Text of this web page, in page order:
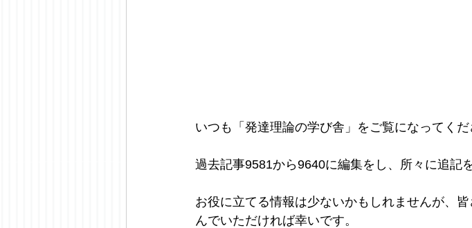
いつも「発達理論の学び舎」をご覧になってく
過去記事9581から9640に編集をし、所々に追記
お役に立てる情報は少ないかもしれませんが、
んでいただければ幸いです。